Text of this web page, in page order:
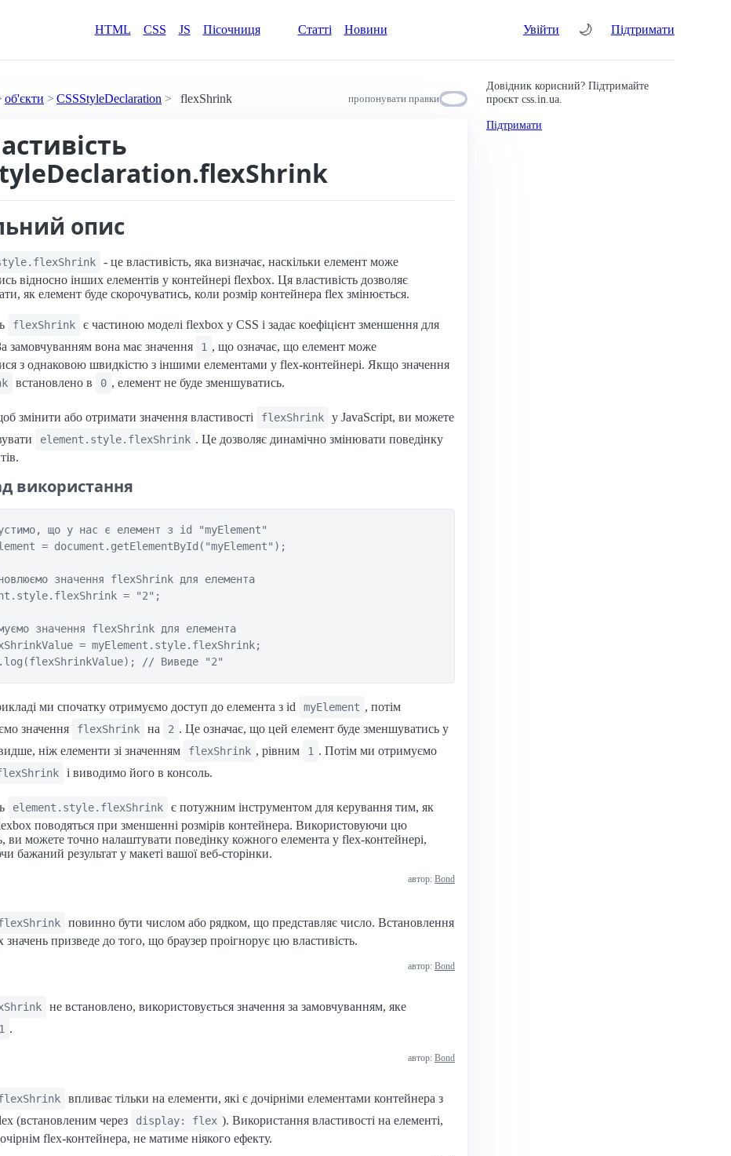
HTML
CSS JS Пісочниця Статті Новини Увійти 🌙 Підтримати
об'єкти CSSStyleDeclaration flexShrink пропонувати правки
опис
- це властивість, яка визначає, наскільки елемент може
відносно інших елементів у контейнері flexbox. Ця властивість дозволяє
як елемент буде скорочуватись, коли розмір контейнера flex змінюється.
flexShrink
є частиною моделі flexbox у CSS і задає коефіцієнт зменшення для
замовчуванням вона має значення
1 , що означає, що елемент може
з однаковою швидкістю з іншими елементами у flex-контейнері. Якщо значення
встановлено в 0 , елемент не буде зменшуватись.
змінити або отримати значення властивості flexShrink
у JavaScript, ви можете
element.style.flexShrink . Це дозволяє динамічно змінювати поведінку
використання
що у нас є елемент з id "myElement"
= document.getElementById("myElement");
значення flexShrink для елемента
= "2";
значення flexShrink для елемента
= myElement.style.flexShrink;
ми спочатку отримуємо доступ до елемента з id myElement , потім
значення
flexShrink на 2 . Це означає, що цей елемент буде зменшуватись у
ніж елементи зі значенням
flexShrink , рівним 1 . Потім ми отримуємо
і виводимо його в консоль.
element.style.flexShrink
є потужним інструментом для керування тим, як
поводяться при зменшенні розмірів контейнера. Використовуючи цю
ви можете точно налаштувати поведінку кожного елемента у flex-контейнері,
бажаний результат у макеті вашої веб-сторінки.
автор: Bond
повинно бути числом або рядком, що представляє число. Встановлення
значень призведе до того, що браузер проігнорує цю властивість.
автор: Bond
не встановлено, використовується значення за замовчуванням, яке
1 .
автор: Bond
впливає тільки на елементи, які є дочірніми елементами контейнера з
(встановленим через
display: flex ). Використання властивості на елементі,
flex-контейнера, не матиме ніякого ефекту.
Довідник корисний? Підтримайте
проєкт css.in.ua.
Підтримати